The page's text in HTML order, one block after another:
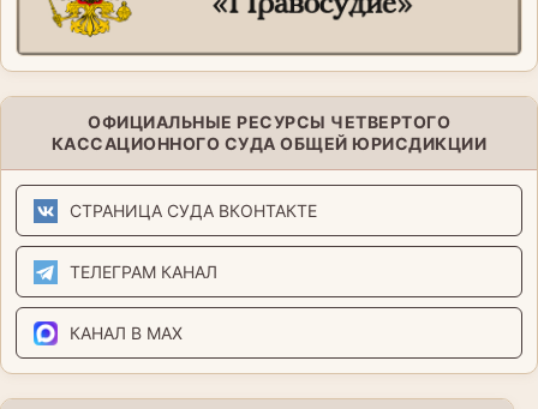
ОФИЦИАЛЬНЫЕ РЕСУРСЫ ЧЕТВЕРТОГО
КАССАЦИОННОГО СУДА ОБЩЕЙ ЮРИСДИКЦИИ
СТРАНИЦА СУДА ВКОНТАКТЕ
ТЕЛЕГРАМ КАНАЛ
КАНАЛ В MAX